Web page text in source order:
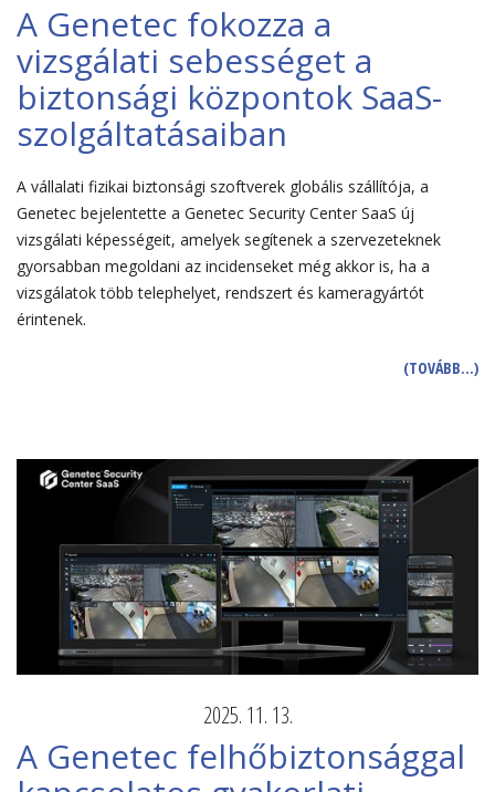
A Genetec fokozza a
vizsgálati sebességet a
biztonsági központok SaaS-
szolgáltatásaiban
A vállalati fizikai biztonsági szoftverek globális szállítója, a
Genetec bejelentette a Genetec Security Center SaaS új
vizsgálati képességeit, amelyek segítenek a szervezeteknek
gyorsabban megoldani az incidenseket még akkor is, ha a
vizsgálatok több telephelyet, rendszert és kameragyártót
érintenek.
(TOVÁBB…)
2025. 11. 13.
A Genetec felhőbiztonsággal